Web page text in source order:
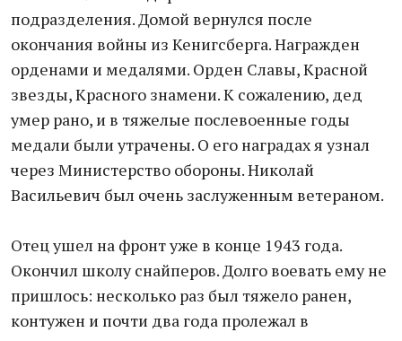
подразделения. Домой вернулся после
окончания войны из Кенигсберга. Награжден
орденами и медалями. Орден Славы, Красной
звезды, Красного знамени. К сожалению, дед
умер рано, и в тяжелые послевоенные годы
медали были утрачены. О его наградах я узнал
через Министерство обороны. Николай
Васильевич был очень заслуженным ветераном.
Отец ушел на фронт уже в конце 1943 года.
Окончил школу снайперов. Долго воевать ему не
пришлось: несколько раз был тяжело ранен,
контужен и почти два года пролежал в